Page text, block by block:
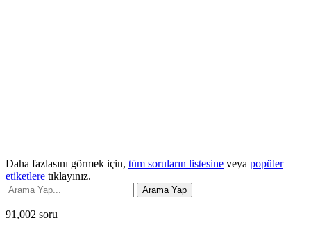
Daha fazlasını görmek için, tüm soruların listesine veya popüler
etiketlere tıklayınız.
91,002 soru